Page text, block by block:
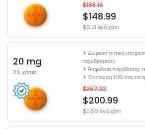
$198.16
$148.99
$6.21 ἀνά χάπι
20 mg
36 χάπια
+ Δωρεάν τυπική
ταχυδρομείου
+ Ἀσφάλεια παράδοσης
+ Έκπτωση 10% στις
$267.32
$200.99
$5.58 ἀνά χάπι